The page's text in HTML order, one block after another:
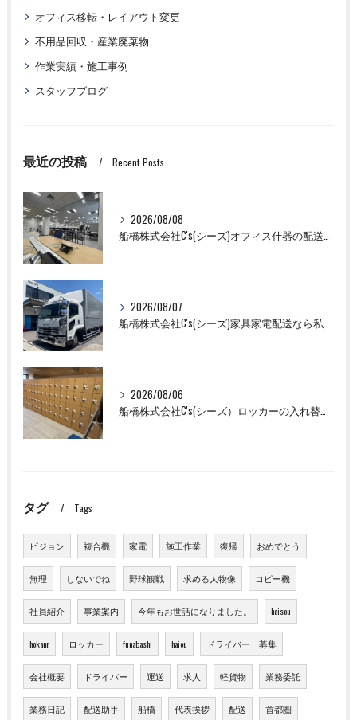
オフィス移転・レイアウト変更
不用品回収・産業廃棄物
作業実績・施工事例
スタッフブログ
最近の投稿 Recent Posts
2026/08/08
2026/08/07
2026/08/06
船橋株式会社C's(シーズ）ロッカーの入れ替え作業も全国対応お任せ下さい！
タグ Tags
ビジョン 複合機 家電 施工作業 復帰 おめでとう
無理 しないでね 野球観戦 求める人物像 コピー機
社員紹介 事業案内 今年もお世話になりました。 haisou
hokann ロッカー funabashi haiou ドライバー 募集
会社概要 ドライバー 運送 求人 軽貨物 業務委託
業務日記 配送助手 船橋 代表挨拶 配送 首都圏